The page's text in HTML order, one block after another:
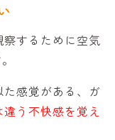
するために空気
感覚がある、ガ
う不快感を覚え